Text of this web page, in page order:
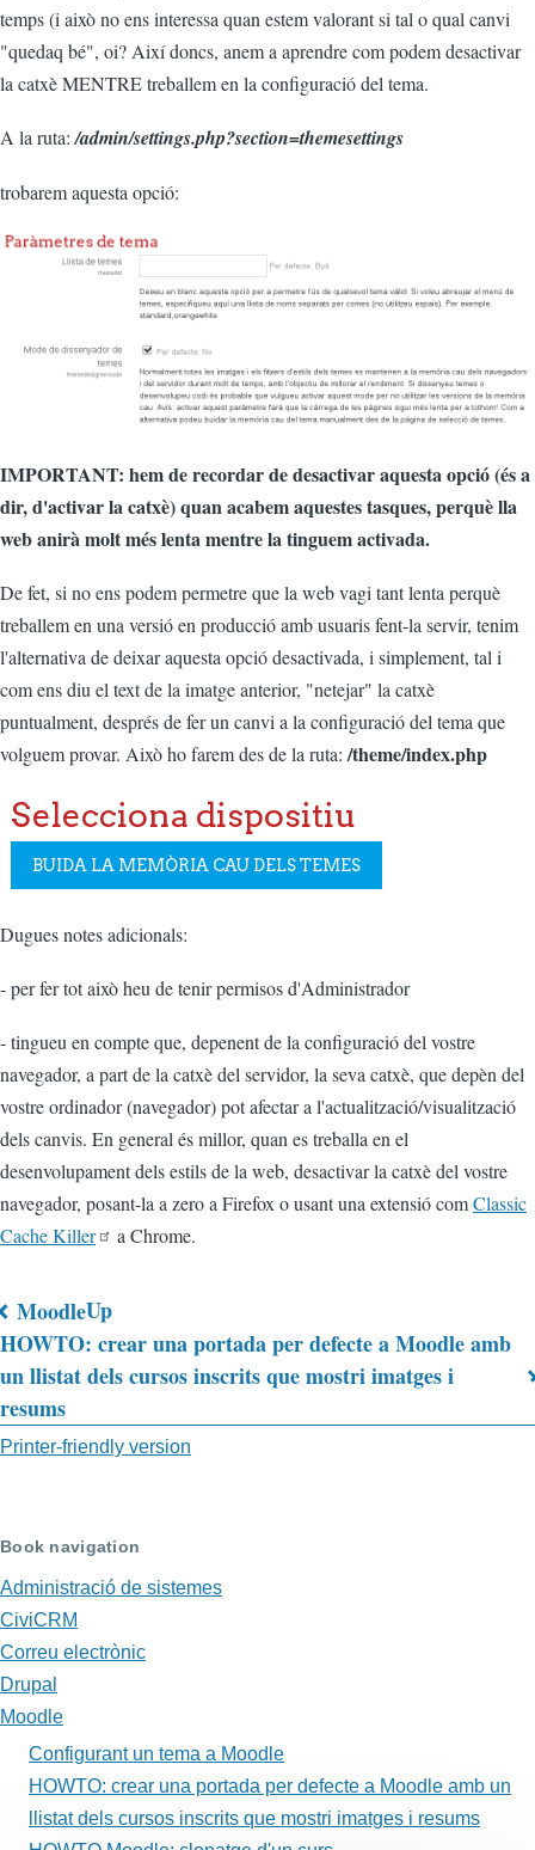
temps (i això no ens interessa quan estem valorant si tal o qual canvi
"quedaq bé", oi? Així doncs, anem a aprendre com podem desactivar
la catxè MENTRE treballem en la configuració del tema.
A la ruta:/admin/settings.php?section=themesettings
trobarem aquesta opció:
IMPORTANT: hem de recordar de desactivar aquesta opció (és a
dir, d'activar la catxè) quan acabem aquestes tasques, perquè lla
web anirà molt més lenta mentre la tinguem activada.
De fet, si no ens podem permetre que la web vagi tant lenta perquè
treballem en una versió en producció amb usuaris fent-la servir, tenim
l'alternativa de deixar aquesta opció desactivada, i simplement, tal i
com ens diu el text de la imatge anterior, "netejar" la catxè
puntualment, després de fer un canvi a la configuració del tema que
volguem provar. Això ho farem des de la ruta:/theme/index.php
Dugues notes adicionals:
- per fer tot això heu de tenir permisos d'Administrador
- tingueu en compte que, depenent de la configuració del vostre
navegador, a part de la catxè del servidor, la seva catxè, que depèn del
vostre ordinador (navegador) pot afectar a l'actualització/visualització
dels canvis. En general és millor, quan es treballa en el
desenvolupament dels estils de la web, desactivar la catxè del vostre
navegador, posant-la a zero a Firefox o usant una extensió comClassic
Cache Killer
a Chrome.
Book
traversal
links
un
tema
a
Moodle
MoodleUp
HOWTO: crear una portada per defecte a Moodle amb
un llistat dels cursos inscrits que mostri imatges i
resums
Printer-friendly version
Book navigation
Administració de sistemes
CiviCRM
Correu electrònic
Drupal
Moodle
Configurant un tema a Moodle
HOWTO: crear una portada per defecte a Moodle amb un
llistat dels cursos inscrits que mostri imatges i resums